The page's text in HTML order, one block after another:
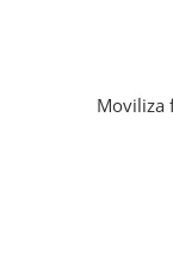
Moviliza